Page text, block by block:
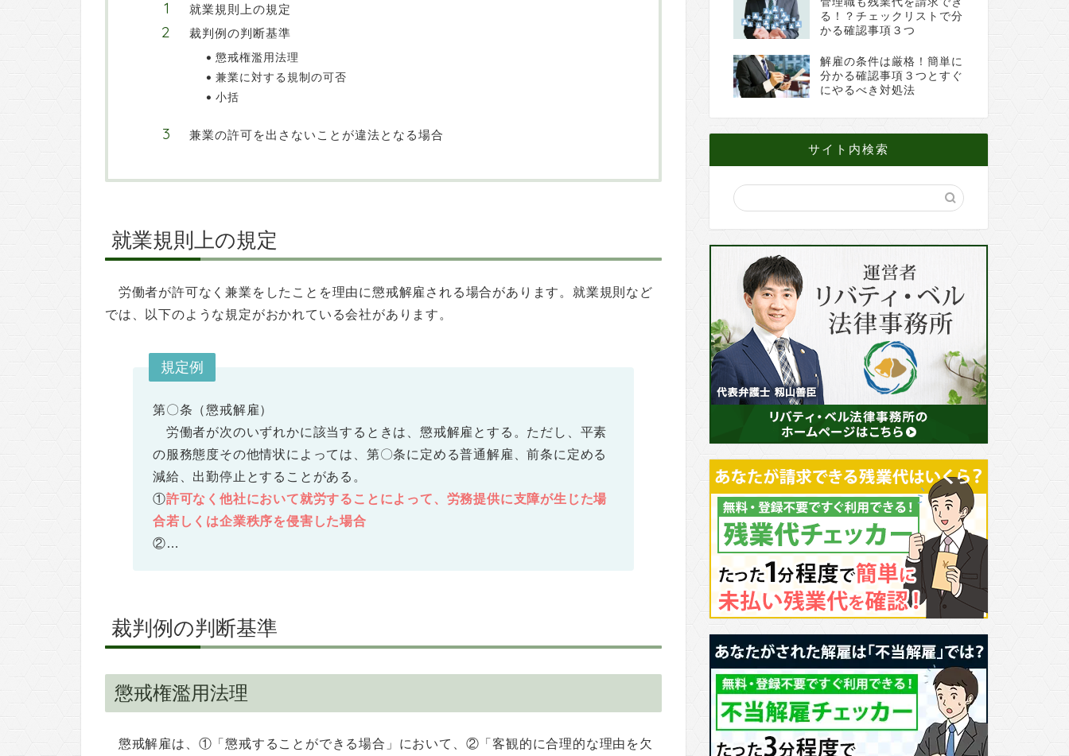
就業規則上の規定
裁判例の判断基準
懲戒権濫用法理
兼業に対する規制の可否
小括
兼業の許可を出さないことが違法となる場合
就業規則上の規定
労働者が許可なく兼業をしたことを理由に懲戒解雇される場合があります。就業規則など
では、以下のような規定がおかれている会社があります。
規定例
第〇条（懲戒解雇）
労働者が次のいずれかに該当するときは、懲戒解雇とする。ただし、平素
の服務態度その他情状によっては、第〇条に定める普通解雇、前条に定める
減給、出勤停止とすることがある。
①許可なく他社において就労することによって、労務提供に支障が生じた場
合若しくは企業秩序を侵害した場合
②…
裁判例の判断基準
懲戒権濫用法理
懲戒解雇は、①「懲戒することができる場合」において、②「客観的に合理的な理由を欠
る！？チェックリストで分
かる確認事項３つ
解雇の条件は厳格！簡単に
分かる確認事項３つとすぐ
にやるべき対処法
サイト内検索